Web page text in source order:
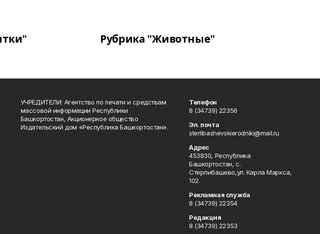
Рубрика "Животные"
УЧРЕДИТЕЛИ: Агентство по печати и средствам
массовой информации Республики
Башкортостан, Акционерное общество
Издательский дом «Республика Башкортостан».
Телефон
8 (34739) 22356
Эл. почта
sterlibashevskierodniki@mail.ru
Адрес
453830, Республика
Башкортостан, c.
Стерлибашево,ул. Карла Маркса,
102.
Рекламная служба
8 (34739) 22354
Редакция
8 (34739) 22353